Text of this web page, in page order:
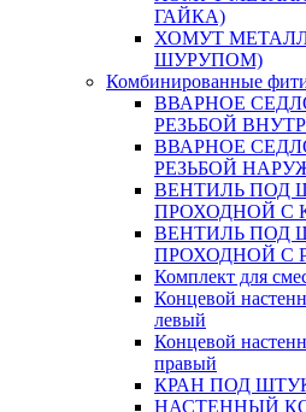
ГАЙКА)
ХОМУТ
ШУРУПОМ)
Комбинированные
ВВАРНОЕ
РЕЗЬБОЙ
ВВАРНОЕ
РЕЗЬБОЙ
ВЕНТИЛЬ ПОД
ПРОХОДНОЙ С
ВЕНТИЛЬ ПОД
ПРОХОДНОЙ С
Комплект для
Концевой
левый
Концевой
правый
КРАН ПОД
НАСТЕННЫЙ